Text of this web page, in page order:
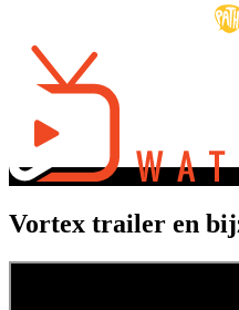
Vortex trailer en